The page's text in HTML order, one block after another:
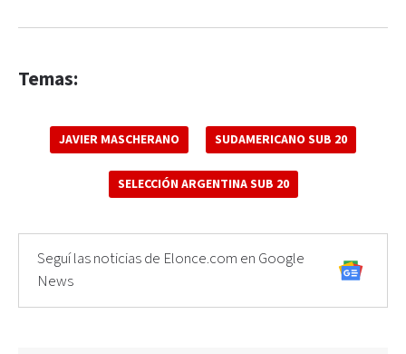
Temas:
JAVIER MASCHERANO SUDAMERICANO SUB 20
SELECCIÓN ARGENTINA SUB 20
Seguí las noticias de Elonce.com en Google
News